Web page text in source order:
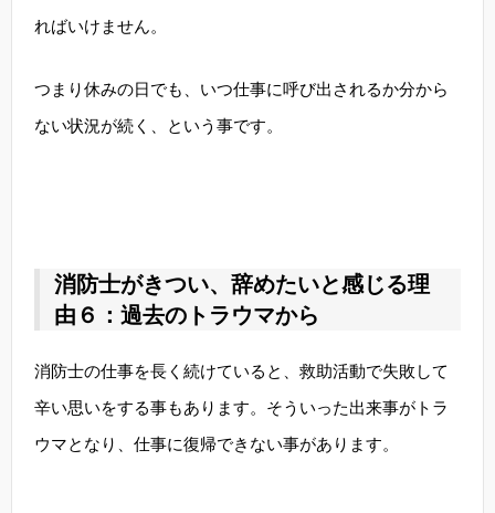
ればいけません。
つまり休みの日でも、いつ仕事に呼び出されるか分から
ない状況が続く、という事です。
消防士がきつい、辞めたいと感じる理
由６：過去のトラウマから
消防士の仕事を長く続けていると、救助活動で失敗して
辛い思いをする事もあります。そういった出来事がトラ
ウマとなり、仕事に復帰できない事があります。